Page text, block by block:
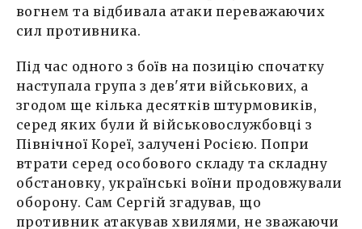
вогнем та відбивала атаки переважаючих
сил противника.
Під час одного з боїв на позицію спочатку
наступала група з дев'яти військових, а
згодом ще кілька десятків штурмовиків,
серед яких були й військовослужбовці з
Північної Кореї, залучені Росією. Попри
втрати серед особового складу та складну
обстановку, українські воїни продовжували
оборону. Сам Сергій згадував, що
противник атакував хвилями, не зважаючи